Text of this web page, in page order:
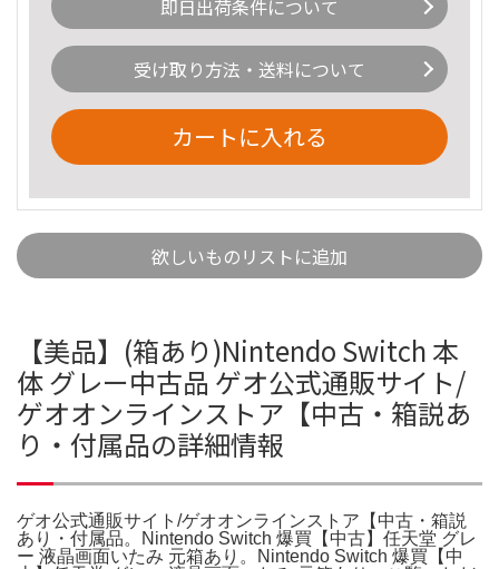
即日出荷条件について
受け取り方法・送料について
カートに入れる
欲しいものリストに追加
【美品】(箱あり)Nintendo Switch 本
体 グレー中古品 ゲオ公式通販サイト/
ゲオオンラインストア【中古・箱説あ
り・付属品の詳細情報
ゲオ公式通販サイト/ゲオオンラインストア【中古・箱説
あり・付属品。Nintendo Switch 爆買【中古】任天堂 グレ
ー 液晶画面いたみ 元箱あり。Nintendo Switch 爆買【中